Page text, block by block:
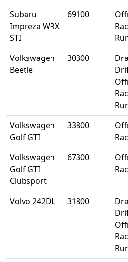
Subaru
Impreza WRX
STI
69100
Volkswagen
Beetle
30300
Volkswagen
Golf GTI
33800
Volkswagen
Golf GTI
Clubsport
67300
Volvo 242DL 31800